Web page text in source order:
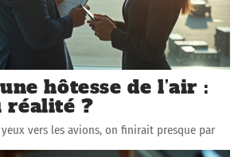
hôtesse de l’air :
réalité ?
vers les avions, on finirait presque par